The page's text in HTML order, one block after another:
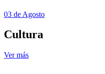
03 de Agosto
Cultura
Ver más